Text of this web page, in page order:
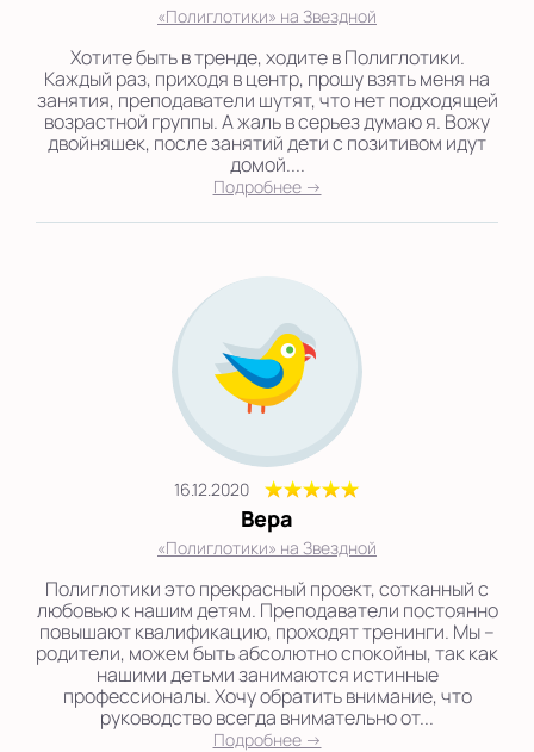
«Полиглотики» на Звездной
Хотите быть в тренде, ходите в Полиглотики.
Каждый раз, приходя в центр, прошу взять меня на
занятия, преподаватели шутят, что нет подходящей
возрастной группы. А жаль в серьез думаю я. Вожу
двойняшек, после занятий дети с позитивом идут
домой....
Подробнее →
16.12.2020
Вера
«Полиглотики» на Звездной
Полиглотики это прекрасный проект, сотканный с
любовью к нашим детям. Преподаватели постоянно
повышают квалификацию, проходят тренинги. Мы –
родители, можем быть абсолютно спокойны, так как
нашими детьми занимаются истинные
профессионалы. Хочу обратить внимание, что
руководство всегда внимательно от...
Подробнее →